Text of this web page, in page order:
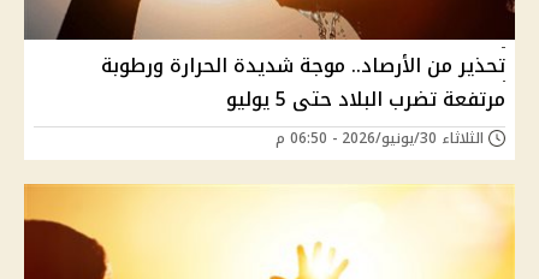
تحذير من الأرصاد.. موجة شديدة الحرارة ورطوبة
مرتفعة تضرب البلاد حتى 5 يوليو
الثلاثاء 30/يونيو/2026 - 06:50 م